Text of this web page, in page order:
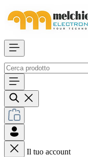
Il tuo account